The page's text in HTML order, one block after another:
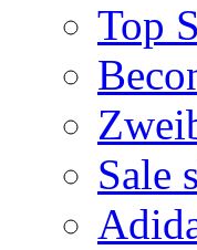
Top
Sale